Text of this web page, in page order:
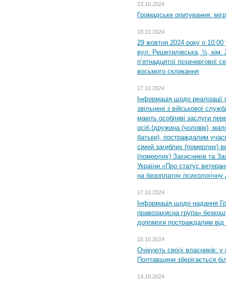
23.10.2024
Громадське опитування:
18.10.2024
29 жовтня 2024 року о 10.00
вул. Решетилівська, ½, кім.
п’ятнадцятої позачергової
восьмого скликання
17.10.2024
Інформація щодо
звільнені з військової
мають особливі заслуги
осіб (дружина (чоловік),
батьки), постраждалим
сімей загиблих (померлих)
(померлих) Захисників та
України «Про статус
на безоплатну психологічну
17.10.2024
Інформація щодо надання
правозахисна група»
допомоги постраждалим від
15.10.2024
Очікують своїх власників: у
Полтавщини зберігається
14.10.2024